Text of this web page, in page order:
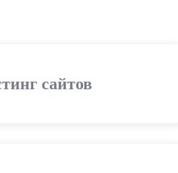
сайтов